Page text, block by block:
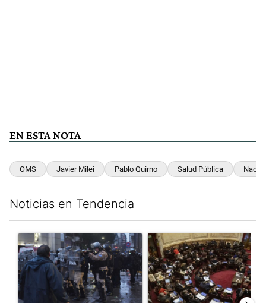
EN ESTA NOTA
OMS Javier Milei Pablo Quirno Salud Pública
Noticias en Tendencia
Un artículo de tendencia con el título "La tensión frente al
Un artículo de tendencia con